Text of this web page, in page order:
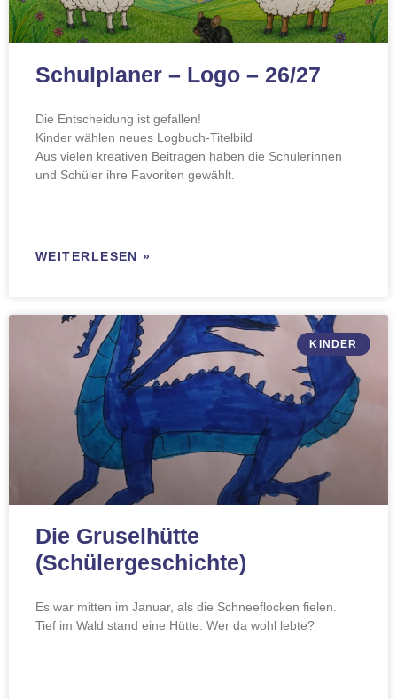
Schulplaner – Logo – 26/27
Die Entscheidung ist gefallen!
Kinder wählen neues Logbuch-Titelbild
Aus vielen kreativen Beiträgen haben die Schülerinnen
und Schüler ihre Favoriten gewählt.
WEITERLESEN »
KINDER
Die Gruselhütte
(Schülergeschichte)
Es war mitten im Januar, als die Schneeflocken fielen.
Tief im Wald stand eine Hütte. Wer da wohl lebte?